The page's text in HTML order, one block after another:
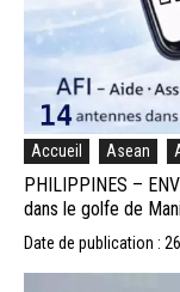
Accueil Asean
PHILIPPINES –
dans le golfe de
Date de publication :